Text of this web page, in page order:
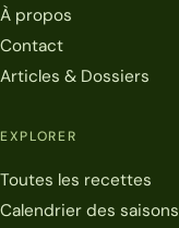
À propos
Contact
Articles & Dossiers
EXPLORER
Toutes les recettes
Calendrier des saisons